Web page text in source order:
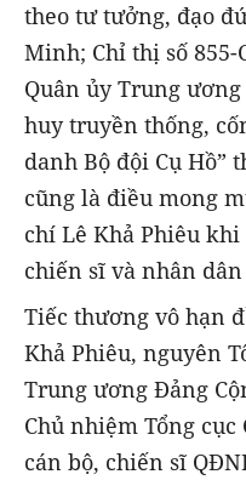
theo tư tưởng, đạo
Minh; Chỉ thị số 855-
Quân ủy Trung ương
huy truyền thống,
danh Bộ đội Cụ
cũng là điều mong
chí Lê Khả Phiêu
chiến sĩ và nhân dân
Tiếc thương vô hạn
Khả Phiêu, nguyên
Trung ương Đảng
Chủ nhiệm Tổng
cán bộ, chiến sĩ